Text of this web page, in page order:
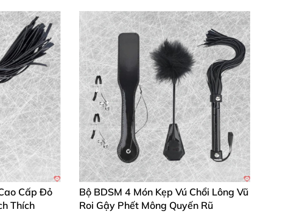
mỏi cổ, thiết kế đen vàng sang chảnh làm outfit
sử dụng thoải mái, bóng loáng như đồ xịn, đáng
ngày ai cũng khen, chất lượng vượt trội so với
Cấp Đỏ
Thích
Bộ BDSM 4 Món Kẹp Vú Chổi Lông Vũ
Roi Gậy Phết Mông Quyến Rũ